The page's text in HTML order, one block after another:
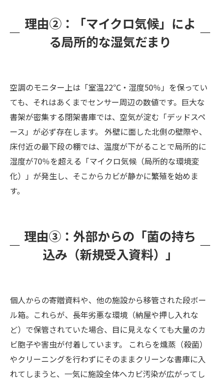
理由②：「マイクロ気候」によ
る局所的な湿気だまり
空調のモニター上は「室温22℃・湿度50％」を保ってい
ても、それはあくまでセンサー周辺の数値です。巨大な
書架が密集する閉架書庫では、空気が淀む「デッドスペ
ース」が必ず存在します。 外壁に面した北側の壁際や、
床付近の最下段の棚では、温度が下がることで局所的に
湿度が70％を超える「マイクロ気候（局所的な環境変
化）」が発生し、そこからカビが静かに繁殖を始めま
す。
理由③：外部からの「菌の持ち
込み（新規受入資料）」
個人からの寄贈資料や、他の施設から移管された段ボー
ル箱。これらが、長年劣悪な環境（納屋や押し入れな
ど）で保管されていた場合、目に見えなくても大量のカ
ビ胞子や害虫が付着しています。 これらを燻蒸（殺菌）
やクリーニングを行わずにそのままクリーンな書庫に入
れてしまうと、一気に施設全体へカビ汚染が広がってし